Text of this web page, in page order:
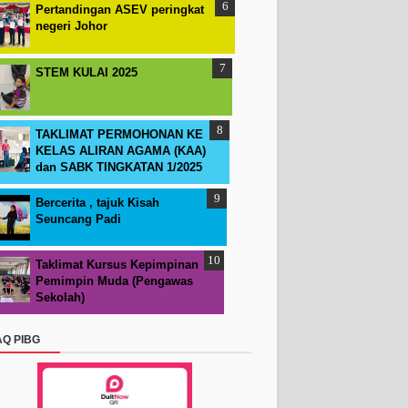
Pertandingan ASEV peringkat
negeri Johor
STEM KULAI 2025
TAKLIMAT PERMOHONAN KE
KELAS ALIRAN AGAMA (KAA)
dan SABK TINGKATAN 1/2025
Bercerita , tajuk Kisah
Seuncang Padi
Taklimat Kursus Kepimpinan
Pemimpin Muda (Pengawas
Sekolah)
PIBG